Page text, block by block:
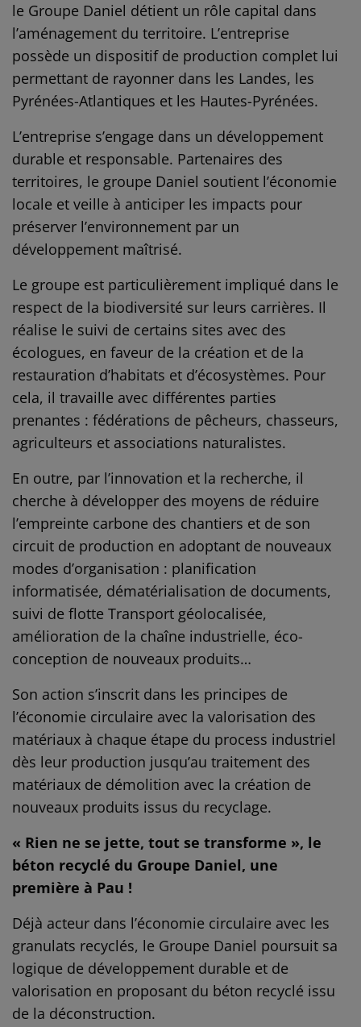
le Groupe Daniel détient un rôle capital dans
l’aménagement du territoire. L’entreprise
possède un dispositif de production complet lui
permettant de rayonner dans les Landes, les
Pyrénées-Atlantiques et les Hautes-Pyrénées.
L’entreprise s’engage dans un développement
durable et responsable. Partenaires des
territoires, le groupe Daniel soutient l’économie
locale et veille à anticiper les impacts pour
préserver l’environnement par un
développement maîtrisé.
Le groupe est particulièrement impliqué dans le
respect de la biodiversité sur leurs carrières. Il
réalise le suivi de certains sites avec des
écologues, en faveur de la création et de la
restauration d’habitats et d’écosystèmes. Pour
cela, il travaille avec différentes parties
prenantes : fédérations de pêcheurs, chasseurs,
agriculteurs et associations naturalistes.
En outre, par l’innovation et la recherche, il
cherche à développer des moyens de réduire
l’empreinte carbone des chantiers et de son
circuit de production en adoptant de nouveaux
modes d’organisation : planification
informatisée, dématérialisation de documents,
suivi de flotte Transport géolocalisée,
amélioration de la chaîne industrielle, éco-
conception de nouveaux produits…
Son action s’inscrit dans les principes de
l’économie circulaire avec la valorisation des
matériaux à chaque étape du process industriel
dès leur production jusqu’au traitement des
matériaux de démolition avec la création de
nouveaux produits issus du recyclage.
« Rien ne se jette, tout se transforme », le
béton recyclé du Groupe Daniel, une
première à Pau !
Déjà acteur dans l’économie circulaire avec les
granulats recyclés, le Groupe Daniel poursuit sa
logique de développement durable et de
valorisation en proposant du béton recyclé issu
de la déconstruction.